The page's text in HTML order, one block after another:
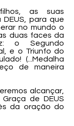
as suas
para que
no mundo o
duas faces da
o Segundo
e o Triunfo do
(...Medalha
de maneira
alcançar,
de DEUS
da oração do